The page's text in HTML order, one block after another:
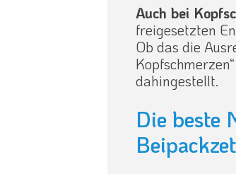
Auch bei
freigesetzten
Ob das die
dahingestellt.
Die beste